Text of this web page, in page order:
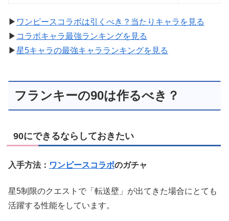
▶︎ ワンピースコラボは引くべき？当たりキャラを見る
▶︎ コラボキャラ最強ランキングを見る
▶︎星5キャラの最強キャラランキングを見る
フランキーの90は作るべき？
90にできるならしておきたい
入手方法： ワンピースコラボのガチャ
星5制限のクエストで「転送壁」が出てきた場合にとても
活躍する性能をしています。